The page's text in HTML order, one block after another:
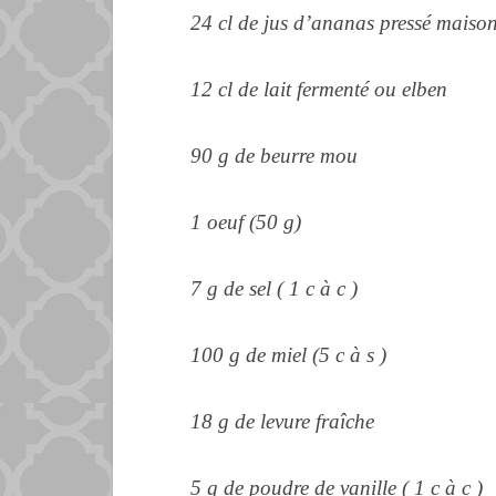
24 cl de jus d’ananas pressé
12 cl de lait fermenté ou elben
90 g de beurre mou
1 oeuf (50 g)
7 g de sel ( 1 c à c )
100 g de miel (5 c à s )
18 g de levure fraîche
5 g de poudre de vanille ( 1 c à c )